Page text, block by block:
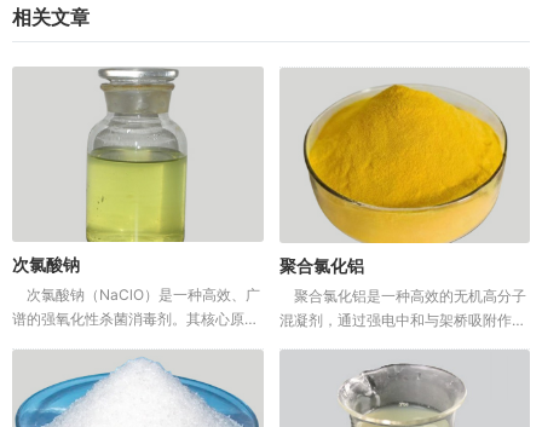
相关文章
次氯酸钠
次氯酸钠（NaClO）是一种高效、广
谱的强氧化性杀菌消毒剂。其核心原理
胞壁，破坏其酶系统导致死亡。在水处
理中，它主要用于饮用水消毒、污水
处...
聚合氯化铝
聚合氯化铝是一种高效的无机高分子
混凝剂，通过强电中和与架桥吸附作
成大絮体，从而通过沉淀或过滤被去
除。它在饮用水净化、工业废水、城市
污水及污...